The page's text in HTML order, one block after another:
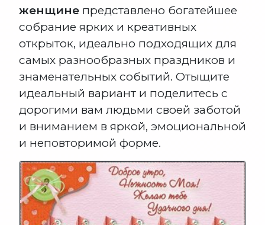
женщине представлено богатейшее
собрание ярких и креативных
открыток, идеально подходящих для
самых разнообразных праздников и
знаменательных событий. Отыщите
идеальный вариант и поделитесь с
дорогими вам людьми своей заботой
и вниманием в яркой, эмоциональной
и неповторимой форме.